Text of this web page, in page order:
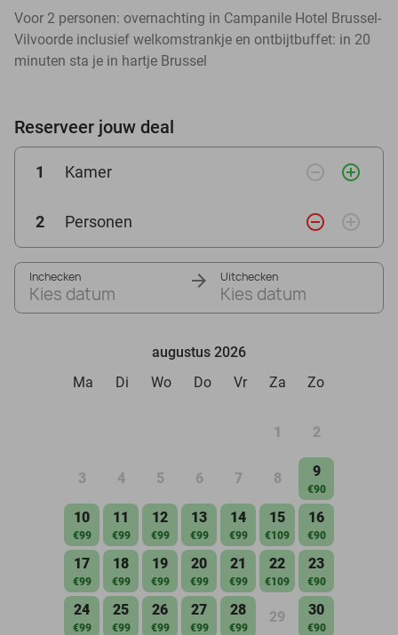
Voor 2 personen: overnachting in Campanile Hotel Brussel-
Vilvoorde inclusief welkomstrankje en ontbijtbuffet: in 20
minuten sta je in hartje Brussel
Reserveer jouw deal
1 Kamer remove_circle_outline add_circle_outline
2 Personen remove_circle_outline add_circle_outline
Inchecken
Kies datum
Uitchecken
Kies datum
augustus 2026
Ma
Di Wo Do Vr Za Zo
1 2
3 4 5 6 7 8 9
€90
10
€99
11
€99
12
€99
13
€99
14
€99
15
€109
16
€90
17
€99
18
€99
19
€99
20
€99
21
€99
22
€109
23
€90
24
€99
25
€99
26
€99
27
€99
28
€99
29 30
€90